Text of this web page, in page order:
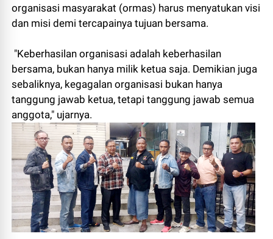
organisasi masyarakat (ormas) harus menyatukan visi
dan misi demi tercapainya tujuan bersama.
"Keberhasilan organisasi adalah keberhasilan
bersama, bukan hanya milik ketua saja. Demikian juga
sebaliknya, kegagalan organisasi bukan hanya
tanggung jawab ketua, tetapi tanggung jawab semua
anggota," ujarnya.